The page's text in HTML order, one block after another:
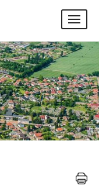
site
version
Hladať